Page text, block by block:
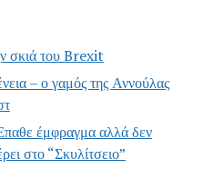
σκιά του Brexit
– ο γαμός της Αννούλας
έμφραγμα αλλά δεν
στο “Σκυλίτσειο”